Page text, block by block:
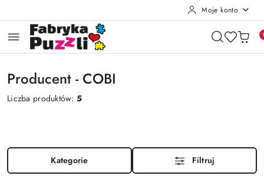
Moje konto
Producent - COBI
Liczba produktów:5
Kategorie Filtruj